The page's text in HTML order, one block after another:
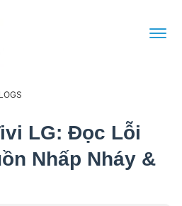
LG: Đọc Lỗi
Nhấp Nháy &